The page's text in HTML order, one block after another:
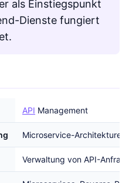
als Einstiegspunkt
Dienste fungiert
API Management
Microservice-Architekturen
Verwaltung von API-